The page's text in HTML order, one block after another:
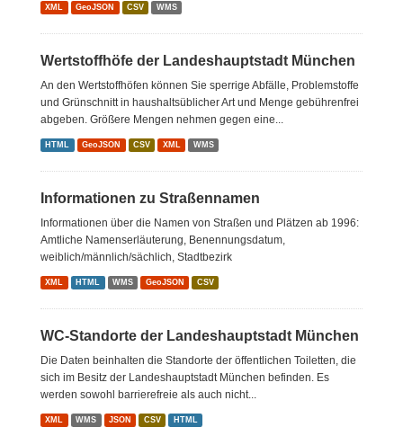
XML GeoJSON CSV WMS
Wertstoffhöfe der Landeshauptstadt München
An den Wertstoffhöfen können Sie sperrige Abfälle, Problemstoffe
und Grünschnitt in haushaltsüblicher Art und Menge gebührenfrei
abgeben. Größere Mengen nehmen gegen eine...
HTML GeoJSON CSV XML WMS
Informationen zu Straßennamen
Informationen über die Namen von Straßen und Plätzen ab 1996:
Amtliche Namenserläuterung, Benennungsdatum,
weiblich/männlich/sächlich, Stadtbezirk
XML HTML WMS GeoJSON CSV
WC-Standorte der Landeshauptstadt München
Die Daten beinhalten die Standorte der öffentlichen Toiletten, die
sich im Besitz der Landeshauptstadt München befinden. Es
werden sowohl barrierefreie als auch nicht...
XML WMS JSON CSV HTML